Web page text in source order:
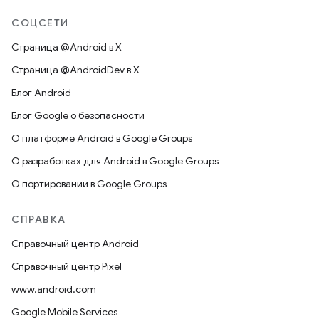
СОЦСЕТИ
Страница @Android в X
Страница @AndroidDev в X
Блог Android
Блог Google о безопасности
О платформе Android в Google Groups
О разработках для Android в Google Groups
О портировании в Google Groups
СПРАВКА
Справочный центр Android
Справочный центр Pixel
www.android.com
Google Mobile Services